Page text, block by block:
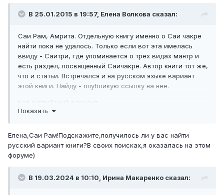
В 25.01.2015 в 19:57, Елена Волкова сказал:
Саи Рам, Амрита. Отдельную книгу именно о Саи чакре
найти пока не удалось. Только если вот эта имелась
ввиду - Саитри, где упоминается о трех видах мантр и
есть раздел, посвященный Саичакре. Автор книги тот же,
что и статьи. Встречался и на русском языке вариант
этой книги. Найду - опубликую ссылку на нее.
-http://www.saidarshan.org/baba/docs/SaiThree_3rdEdition
Саи Рам
Показать
Елена,Саи Рам!Подскажите,получилось ли у вас найти
русский вариант книги?В своих поисках,я оказалась на этом
форуме)
В 19.03.2024 в 10:10, Ирина Макаренко сказал: